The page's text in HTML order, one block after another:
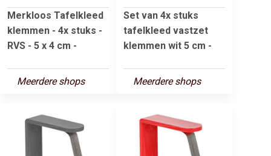
Merkloos Tafelkleed
klemmen - 4x stuks -
RVS - 5 x 4 cm -
Meerdere shops
Set van 4x stuks
tafelkleed vastzet
klemmen wit 5 cm -
Meerdere shops